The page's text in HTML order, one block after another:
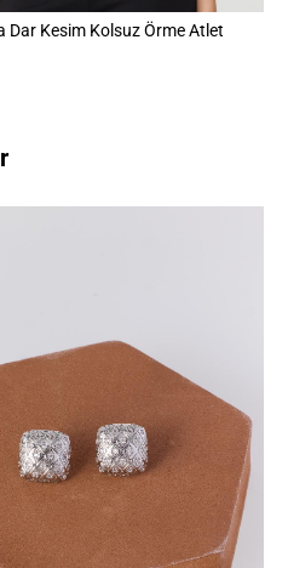
Dar Kesim Kolsuz Örme Atlet